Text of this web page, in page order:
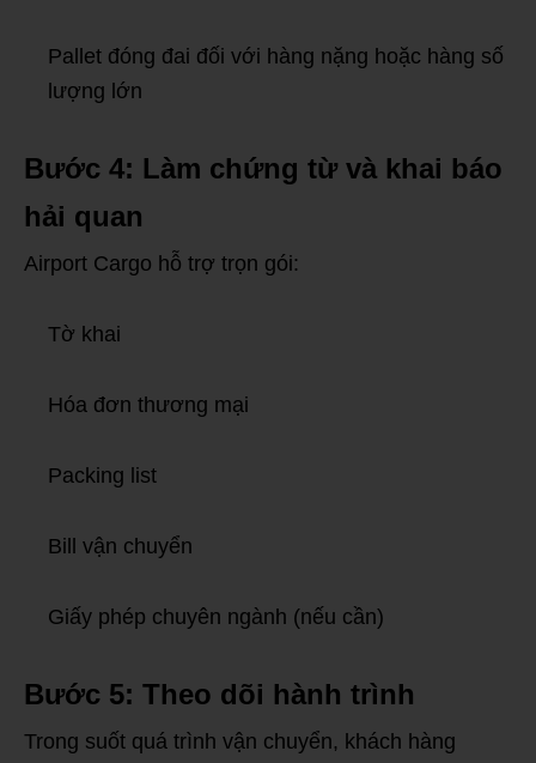
Pallet đóng đai đối với hàng nặng hoặc hàng số
lượng lớn
Bước 4: Làm chứng từ và khai báo
hải quan
Airport Cargo hỗ trợ trọn gói:
Tờ khai
Hóa đơn thương mại
Packing list
Bill vận chuyển
Giấy phép chuyên ngành (nếu cần)
Bước 5: Theo dõi hành trình
Trong suốt quá trình vận chuyển, khách hàng